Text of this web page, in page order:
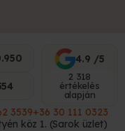
4.9 /5
2 318
értékelés
alapján
3539+36 30 111 0323
köz 1. (Sarok üzlet)